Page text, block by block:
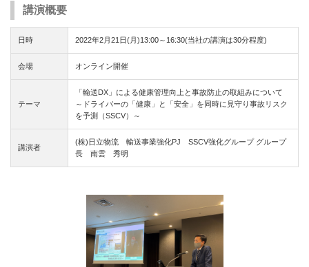
講演概要
日時 2022年2月21日(月)13:00～16:30(当社の講演は30分程度)
会場 オンライン開催
テーマ
「輸送DX」による健康管理向上と事故防止の取組みについて
～ドライバーの「健康」と「安全」を同時に見守り事故リスク
を予測（SSCV）～
講演者
(株)日立物流 輸送事業強化PJ SSCV強化グループ グループ
長 南雲 秀明